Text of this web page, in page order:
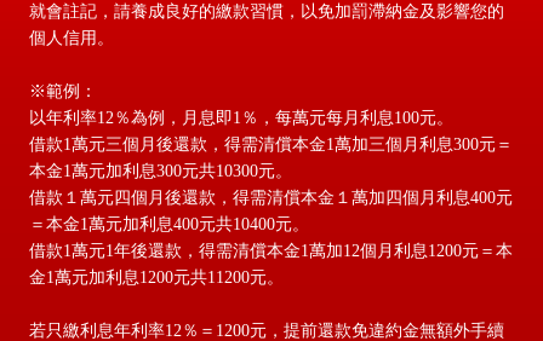
就會註記，請養成良好的繳款習慣，以免加罰滯納金及影響您的
個人信用。
※範例：
以年利率12％為例，月息即1％，每萬元每月利息100元。
借款1萬元三個月後還款，得需清償本金1萬加三個月利息300元＝
本金1萬元加利息300元共10300元。
借款１萬元四個月後還款，得需清償本金１萬加四個月利息400元
＝本金1萬元加利息400元共10400元。
借款1萬元1年後還款，得需清償本金1萬加12個月利息1200元＝本
金1萬元加利息1200元共11200元。
若只繳利息年利率12％＝1200元，提前還款免違約金無額外手續